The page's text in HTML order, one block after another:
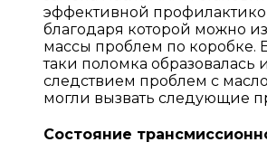
эффективной
благодаря которой можно
массы проблем по коробке.
таки поломка образовалась
следствием проблем с
могли вызвать следующие
Состояние